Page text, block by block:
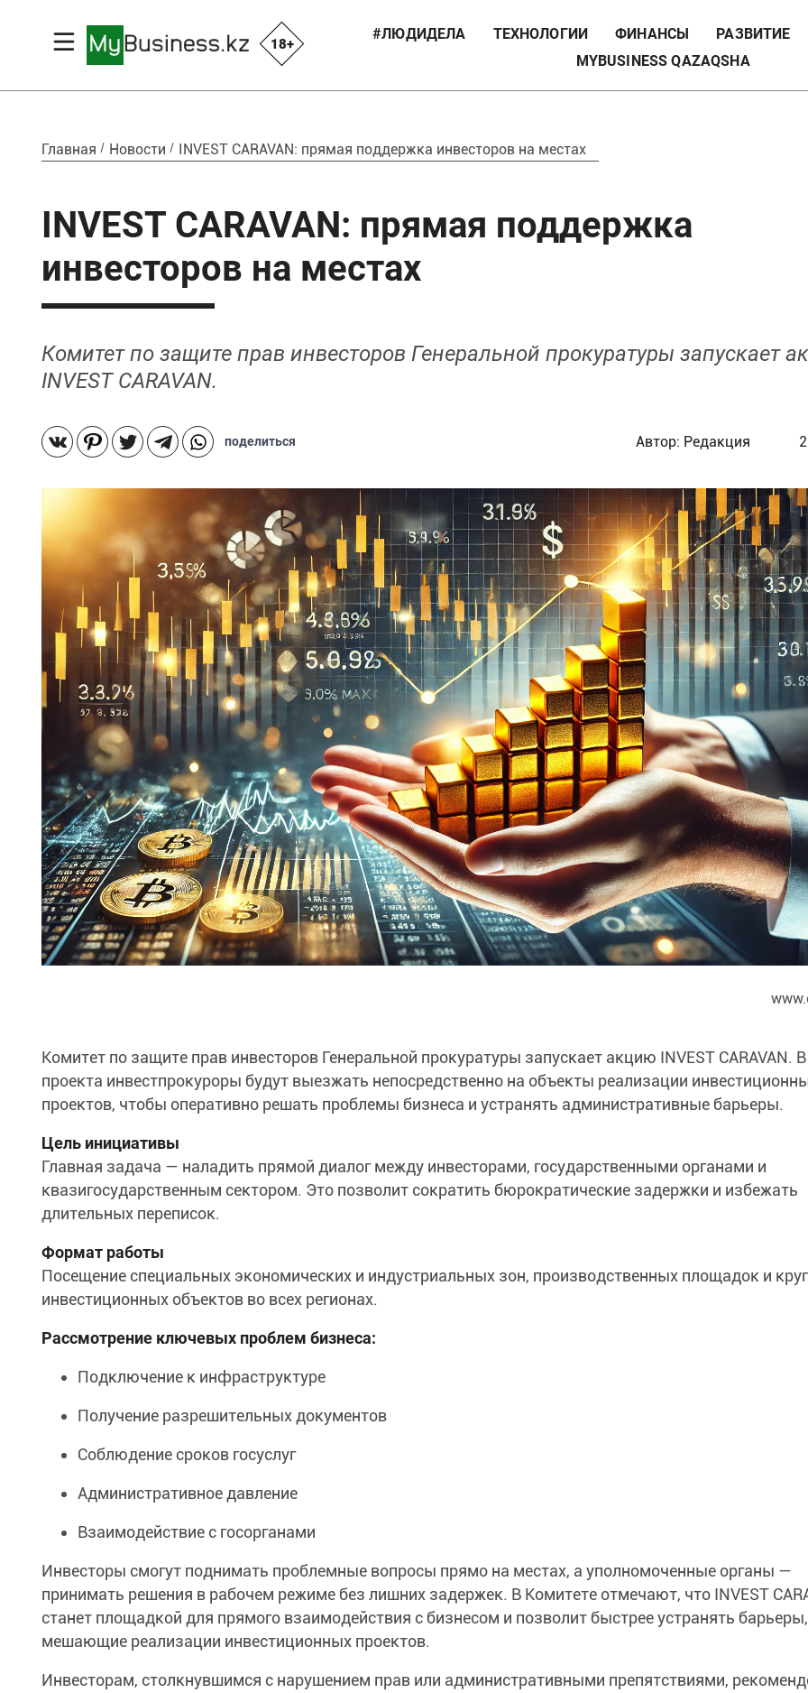
18+
#ЛЮДИДЕЛА ТЕХНОЛОГИИ ФИНАНСЫ РАЗВИТИЕ
MYBUSINESS QAZAQSHA
Главная Новости INVEST CARAVAN: прямая поддержка инвесторов на местах
INVEST CARAVAN: прямая поддержка
инвесторов на местах
Комитет по защите прав инвесторов Генеральной прокуратуры запускает
INVEST CARAVAN.
поделиться Автор: Редакция
Комитет по защите прав инвесторов Генеральной прокуратуры запускает акцию INVEST CARAVAN.
проекта инвестпрокуроры будут выезжать непосредственно на объекты реализации
проектов, чтобы оперативно решать проблемы бизнеса и устранять административные барьеры.
Цель инициативы
Главная задача — наладить прямой диалог между инвесторами, государственными органами и
квазигосударственным сектором. Это позволит сократить бюрократические задержки и избежать
длительных переписок.
Формат работы
Посещение специальных экономических и индустриальных зон, производственных площадок и
инвестиционных объектов во всех регионах.
Рассмотрение ключевых проблем бизнеса:
Подключение к инфраструктуре
Получение разрешительных документов
Соблюдение сроков госуслуг
Административное давление
Взаимодействие с госорганами
Инвесторы смогут поднимать проблемные вопросы прямо на местах, а уполномоченные органы —
принимать решения в рабочем режиме без лишних задержек. В Комитете отмечают, что INVEST
станет площадкой для прямого взаимодействия с бизнесом и позволит быстрее устранять барьеры,
мешающие реализации инвестиционных проектов.
Инвесторам, столкнувшимся с нарушением прав или административными препятствиями,